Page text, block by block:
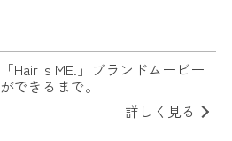
「Hair is ME.」ブランドムービー
ができるまで。
詳しく見る